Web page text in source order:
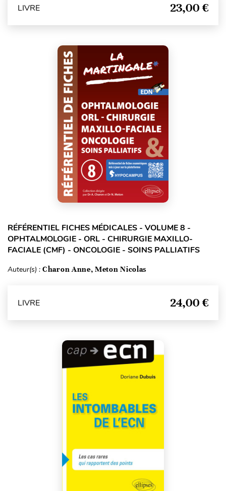
LIVRE 23,00 €
RÉFÉRENTIEL FICHES MÉDICALES - VOLUME 8 -
OPHTALMOLOGIE - ORL - CHIRURGIE MAXILLO-
FACIALE (CMF) - ONCOLOGIE - SOINS PALLIATIFS
Auteur(s) : Charon Anne, Meton Nicolas
LIVRE 24,00 €